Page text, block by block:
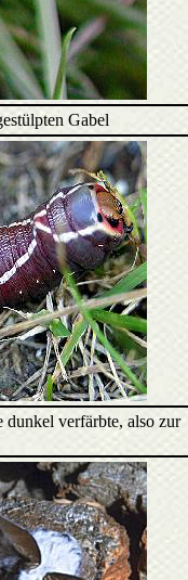
Gabel
dunkel verfärbte, also zur